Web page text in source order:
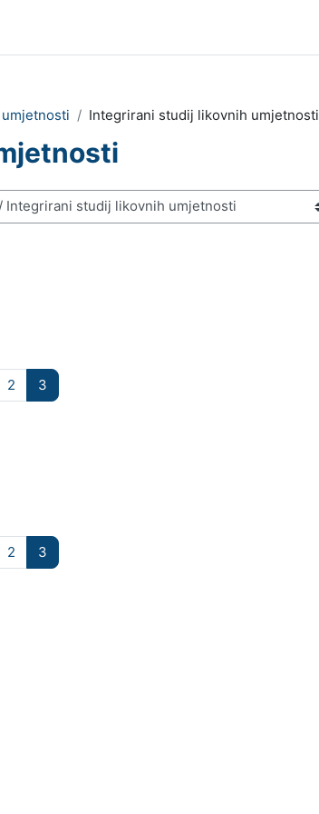
Integrirani studij likovnih umjetnosti
stranica
1
2 Stranica 2
3
stranica
1
2 Stranica 2
3